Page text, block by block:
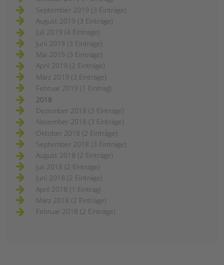
September 2019 (3 Einträge)
August 2019 (3 Einträge)
Juli 2019 (4 Einträge)
Juni 2019 (3 Einträge)
Mai 2019 (3 Einträge)
April 2019 (2 Einträge)
März 2019 (3 Einträge)
Februar 2019 (1 Eintrag)
2018
Dezember 2018 (3 Einträge)
November 2018 (3 Einträge)
Oktober 2018 (2 Einträge)
September 2018 (3 Einträge)
August 2018 (2 Einträge)
Juli 2018 (2 Einträge)
Juni 2018 (2 Einträge)
April 2018 (1 Eintrag)
März 2018 (2 Einträge)
Februar 2018 (2 Einträge)